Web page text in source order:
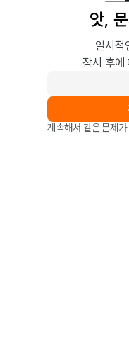
앗,
일시적
잠시 후에
계속해서 같은 문제